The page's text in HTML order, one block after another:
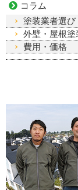
コラム
塗装業者選び
外壁・屋根塗
費用・価格